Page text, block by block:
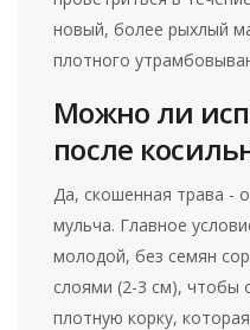
новый, более рыхлый
плотного
Можно ли
после
Да, скошенная трава -
мульча. Главное
молодой, без семян
слоями (2-3 см), чтобы
плотную корку,